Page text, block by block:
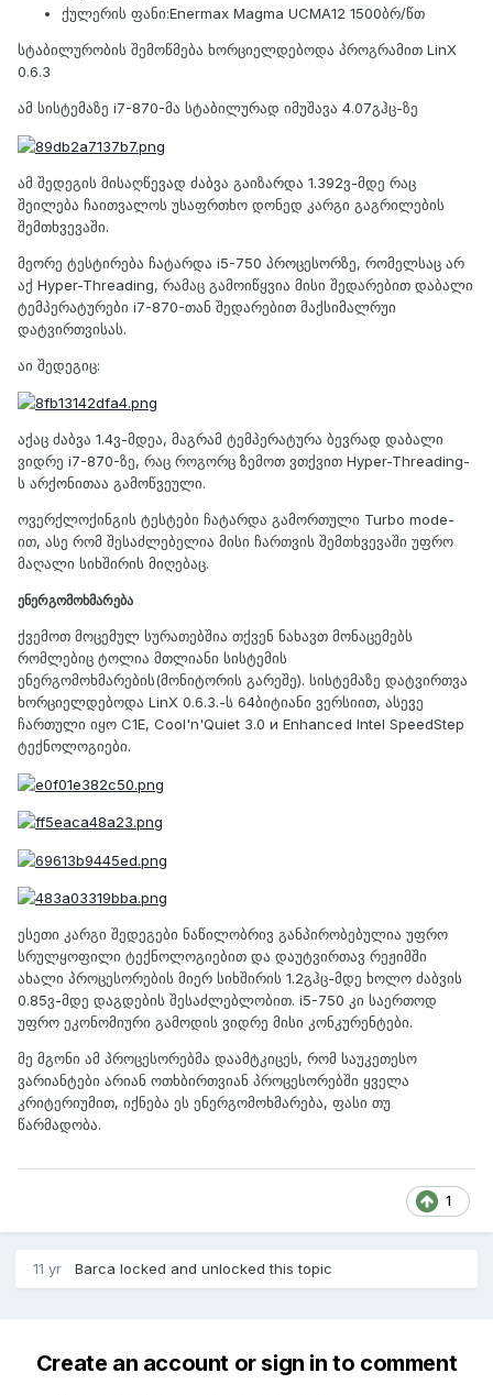
ქულერის ფანი:Enermax Magma UCMA12 1500ბრ/წთ
სტაბილურობის შემოწმება ხორციელდებოდა პროგრამით LinX
0.6.3
ამ სისტემაზე i7-870-მა სტაბილურად იმუშავა 4.07გჰც-ზე
ამ შედეგის მისაღწევად ძაბვა გაიზარდა 1.392ვ-მდე რაც
შეილება ჩაითვალოს უსაფრთხო დონედ კარგი გაგრილების
შემთხვევაში.
მეორე ტესტირება ჩატარდა i5-750 პროცესორზე, რომელსაც არ
აქ Hyper-Threading, რამაც გამოიწყვია მისი შედარებით დაბალი
ტემპერატურები i7-870-თან შედარებით მაქსიმალრუი
დატვირთვისას.
აი შედეგიც:
აქაც ძაბვა 1.4ვ-მდეა, მაგრამ ტემპერატურა ბევრად დაბალი
ვიდრე i7-870-ზე, რაც როგორც ზემოთ ვთქვით Hyper-Threading-
ს არქონითაა გამოწვეული.
ოვერქლოქინგის ტესტები ჩატარდა გამორთული Turbo mode-
ით, ასე რომ შესაძლებელია მისი ჩართვის შემთხვევაში უფრო
მაღალი სიხშირის მიღებაც.
ენერგომოხმარება
ქვემოთ მოცემულ სურათებშია თქვენ ნახავთ მონაცემებს
რომლებიც ტოლია მთლიანი სისტემის
ენერგომოხმარების(მონიტორის გარეშე). სისტემაზე დატვირთვა
ხორციელდებოდა LinX 0.6.3.-ს 64ბიტიანი ვერსიით, ასევე
ჩართული იყო C1E, Cool'n'Quiet 3.0 и Enhanced Intel SpeedStep
ტექნოლოგიები.
ესეთი კარგი შედეგები ნაწილობრივ განპირობებულია უფრო
სრულყოფილი ტექნოლოგიებით და დაუტვირთავ რეჟიმში
ახალი პროცესორების მიერ სიხშირის 1.2გჰც-მდე ხოლო ძაბვის
0.85ვ-მდე დაგდების შესაძლებლობით. i5-750 კი საერთოდ
უფრო ეკონომიური გამოდის ვიდრე მისი კონკურენტები.
მე მგონი ამ პროცესორებმა დაამტკიცეს, რომ საუკეთესო
ვარიანტები არიან ოთხბირთვიან პროცესორებში ყველა
კრიტერიუმით, იქნება ეს ენერგომოხმარება, ფასი თუ
წარმადობა.
1
11 yr Barca locked and unlocked this topic
Create an account or sign in to comment